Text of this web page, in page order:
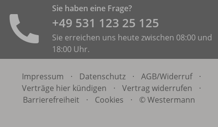
Sie haben eine Frage?
+49 531 ­123 25 125
Sie erreichen uns heute zwischen 08:00 und
18:00 Uhr.
Impressum · Datenschutz · AGB/Widerruf
·
Verträge hier kündigen
· Vertrag widerrufen
·
Barrierefreiheit
· Cookies · © Westermann